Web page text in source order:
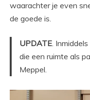
waarachter je even
de goede is.
UPDATE.
die een ruimte als
Meppel.